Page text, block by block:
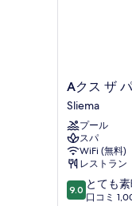
A
ク
ス
ザ
パ
レ
ス
Sliema
Aクス ザ
Sliema
プール
スパ
WiFi (無料)
レストラン
10
段
9.0 とても
口コミ